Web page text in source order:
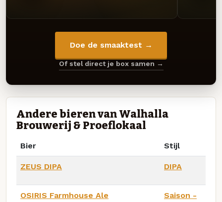
Doe de smaaktest →
Of stel direct je box samen →
Andere bieren van Walhalla
Brouwerij & Proeflokaal
Bier Stijl
ZEUS DIPA DIPA
OSIRIS Farmhouse Ale
Saison -